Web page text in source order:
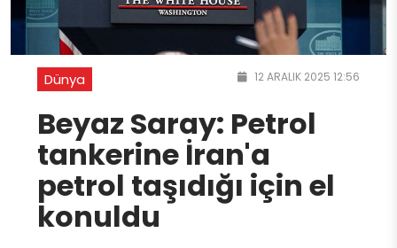
Dünya 12 ARALIK 2025 12:56
Beyaz Saray: Petrol
tankerine İran'a
petrol taşıdığı için el
konuldu